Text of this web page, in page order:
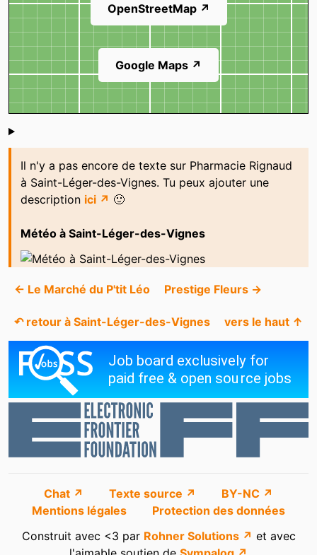
OpenStreetMap ↗
Google Maps ↗
Shoutbox
Il n'y a pas encore de texte sur Pharmacie Rignaud
à Saint-Léger-des-Vignes. Tu peux ajouter une
description ici ↗ 🙂
Météo à Saint-Léger-des-Vignes
← Le Marché du P'tit Léo Prestige Fleurs →
↶ retour à Saint-Léger-des-Vignes vers le haut ↑
Chat ↗ Texte source ↗
BY-NC ↗
Mentions légales
Protection des données
Construit avec <3 par Rohner Solutions ↗ et avec